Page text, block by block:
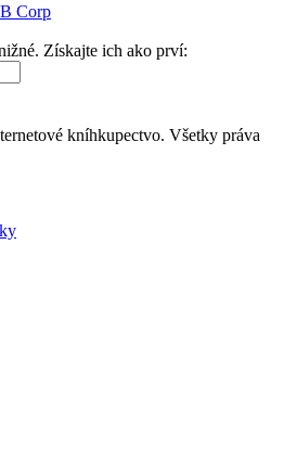
Corp
Získajte ich ako prví:
kníhkupectvo. Všetky práva